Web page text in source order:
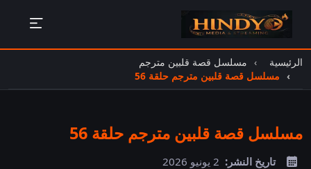
الرئيسية
مسلسل قصة قلبين مترجم
مسلسل قصة قلبين مترجم حلقة 56
مسلسل قصة قلبين مترجم حلقة 56
تاريخ النشر: 2 يونيو 2026